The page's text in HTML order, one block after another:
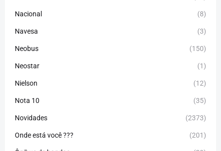
Nacional (8)
Navesa (3)
Neobus (150)
Neostar (1)
Nielson (12)
Nota 10 (35)
Novidades (2373)
Onde está você ??? (201)